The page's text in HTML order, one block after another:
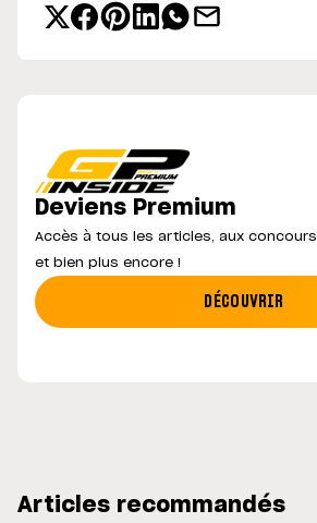
Deviens Premium
Accès à tous les articles, aux concours
et bien plus encore !
DÉCOUVRIR
Articles recommandés